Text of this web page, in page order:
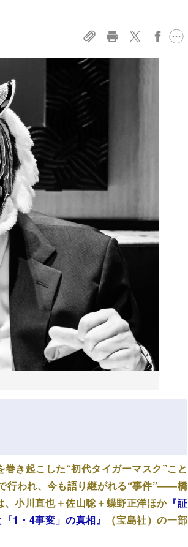
き起こした“初代タイガーマスク”こと
行われ、今も語り継がれる“事件”――橋
小川直也＋佐山聡＋蝶野正洋ほか 『証
1・4事変」の真相』
（宝島社）の一部